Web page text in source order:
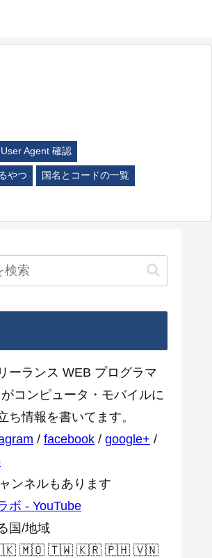
User Agent 確認
やつ 国名とコードの一覧
ーランス WEB プログラマ
コンピュータ・モバイルに
ち情報を書いてます。
/ facebook / google+ /
ンネルもあります
ボ - YouTube
国/地域
🇲🇴 🇹🇼 🇰🇷 🇵🇭 🇻🇳